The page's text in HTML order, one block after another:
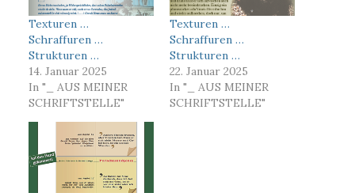
Texturen …
Schraffuren …
Strukturen …
14. Januar 2025
In "_ AUS MEINER
SCHRIFTSTELLE"
Texturen …
Schraffuren …
Strukturen …
22. Januar 2025
In "_ AUS MEINER
SCHRIFTSTELLE"